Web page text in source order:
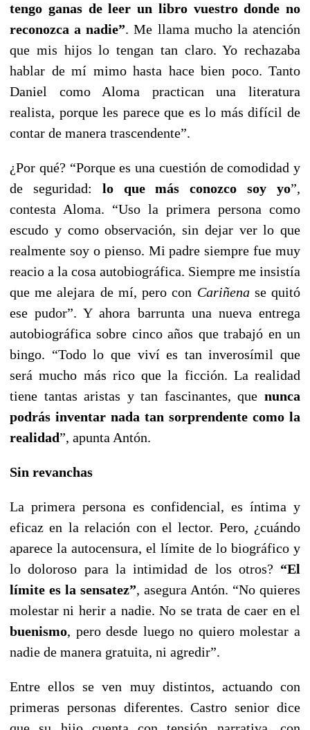
tengo ganas de leer un libro vuestro donde no
reconozca a nadie”. Me llama mucho la atención
que mis hijos lo tengan tan claro. Yo rechazaba
hablar de mí mimo hasta hace bien poco. Tanto
Daniel como Aloma practican una literatura
realista, porque les parece que es lo más difícil de
contar de manera trascendente”.
¿Por qué? “Porque es una cuestión de comodidad y
de seguridad: lo que más conozco soy yo”,
contesta Aloma. “Uso la primera persona como
escudo y como observación, sin dejar ver lo que
realmente soy o pienso. Mi padre siempre fue muy
reacio a la cosa autobiográfica. Siempre me insistía
que me alejara de mí, pero con Cariñenase quitó
ese pudor”. Y ahora barrunta una nueva entrega
autobiográfica sobre cinco años que trabajó en un
bingo. “Todo lo que viví es tan inverosímil que
será mucho más rico que la ficción. La realidad
tiene tantas aristas y tan fascinantes, que nunca
podrás inventar nada tan sorprendente como la
realidad”, apunta Antón.
Sin revanchas
La primera persona es confidencial, es íntima y
eficaz en la relación con el lector. Pero, ¿cuándo
aparece la autocensura, el límite de lo biográfico y
lo doloroso para la intimidad de los otros? “El
límite es la sensatez”, asegura Antón. “No quieres
molestar ni herir a nadie. No se trata de caer en el
buenismo, pero desde luego no quiero molestar a
nadie de manera gratuita, ni agredir”.
Entre ellos se ven muy distintos, actuando con
primeras personas diferentes. Castro senior dice